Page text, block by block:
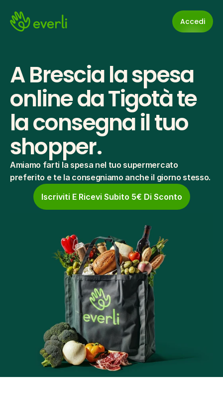
Accedi
A Brescia la spesa
online da Tigotà te
la consegna il tuo
shopper.
Amiamo farti la spesa nel tuo supermercato
preferito e te la consegniamo anche il giorno stesso.
Iscriviti E Ricevi Subito 5€ Di Sconto